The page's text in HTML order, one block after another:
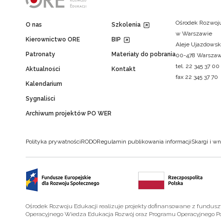
O nas
Kierownictwo ORE
Patronaty
Aktualności
Kalendarium
Sygnaliści
Archiwum projektów PO WER
Szkolenia
BIP
Materiały do pobrania
Kontakt
Ośrodek
w Warszawie
Aleje
00-478
tel. 22 345 37 00
fax 22 345 37 70
Polityka prywatnościRODORegulamin publikowania informacjiSkargi i
Ośrodek Rozwoju Edukacji realizuje projekty dofinansowane z
Operacyjnego Wiedza Edukacja Rozwój oraz Programu Operacyjnego